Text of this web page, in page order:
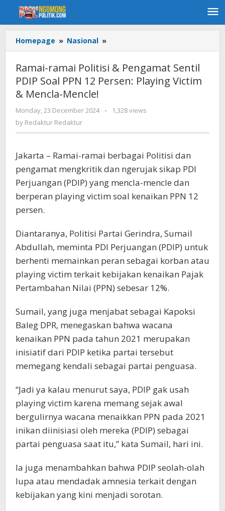
content
Homepage » Nasional »
ramai
&
Pengamat
Soal
12
Playing
Victim
Mencla-
Mencle!
Ramai-ramai Politisi & Pengamat Sentil
PDIP Soal PPN 12 Persen: Playing Victim
& Mencla-Mencle!
Monday, 23 December 2024
by
-
1,328 views
by Redaktur Redaktur
Jakarta – Ramai-ramai berbagai Politisi dan
pengamat mengkritik dan ngerujak sikap PDI
Perjuangan (PDIP) yang mencla-mencle dan
berperan playing victim soal kenaikan PPN 12
persen.
Diantaranya, Politisi Partai Gerindra, Sumail
Abdullah, meminta PDI Perjuangan (PDIP) untuk
berhenti memainkan peran sebagai korban atau
playing victim terkait kebijakan kenaikan Pajak
Pertambahan Nilai (PPN) sebesar 12%.
Sumail, yang juga menjabat sebagai Kapoksi
Baleg DPR, menegaskan bahwa wacana
kenaikan PPN pada tahun 2021 merupakan
inisiatif dari PDIP ketika partai tersebut
memegang kendali sebagai partai penguasa.
“Jadi ya kalau menurut saya, PDIP gak usah
playing victim karena memang sejak awal
bergulirnya wacana menaikkan PPN pada 2021
inikan diinisiasi oleh mereka (PDIP) sebagai
partai penguasa saat itu,” kata Sumail, hari ini.
Ia juga menambahkan bahwa PDIP seolah-olah
lupa atau mendadak amnesia terkait dengan
kebijakan yang kini menjadi sorotan.